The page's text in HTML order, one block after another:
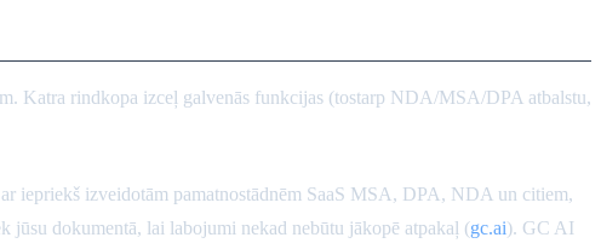
Katra rindkopa izceļ galvenās funkcijas (tostarp NDA/MSA/DPA atbalstu,
iepriekš izveidotām pamatnostādnēm SaaS MSA, DPA, NDA un citiem,
dokumentā, lai labojumi nekad nebūtu jākopē atpakaļ (gc.ai). GC AI